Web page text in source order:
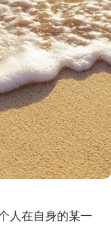
人在自身的某一